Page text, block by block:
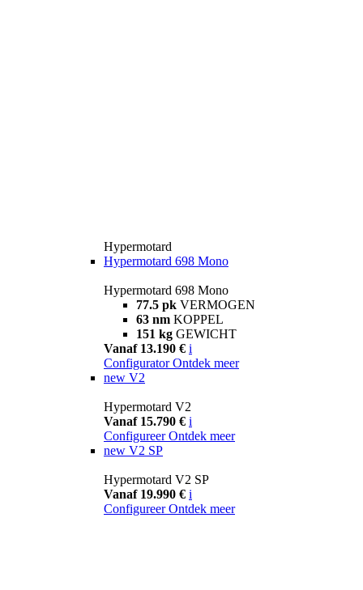
Hypermotard
Hypermotard 698 Mono
Hypermotard 698 Mono
77.5 pk VERMOGEN
63 nm KOPPEL
151 kg GEWICHT
Vanaf 13.190 € i
Configurator Ontdek meer
new V2
Hypermotard V2
Vanaf 15.790 € i
Configureer Ontdek meer
new V2 SP
Hypermotard V2 SP
Vanaf 19.990 € i
Configureer Ontdek meer